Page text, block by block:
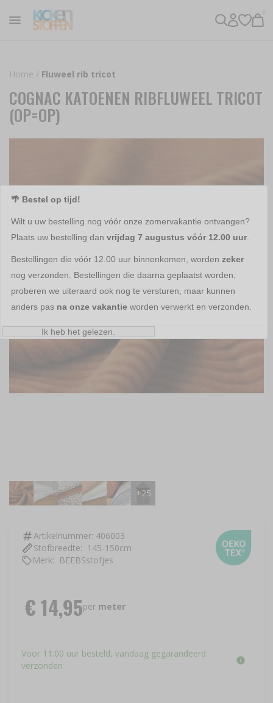
Home / Fluweel rib tricot
COGNAC KATOENEN RIBFLUWEEL TRICOT
(OP=OP)
Artikelnummer: 406003
Stofbreedte: 145-150cm
Merk: BEEBSstofjes
€14,95per meter
Voor 11:00 uur besteld, vandaag gegarandeerd
verzonden
Nederland vanaf €
België vanaf € 200,00
Frankrijk, Denemarken,
🌴 Bestel op tijd!
Wilt u uw bestelling nog vóór onze zomervakantie ontvangen?
Plaats uw bestelling dan vrijdag 7 augustus vóór 12.00 uur.
Bestellingen die vóór 12.00 uur binnenkomen, worden zeker
nog verzonden. Bestellingen die daarna geplaatst worden,
proberen we uiteraard ook nog te versturen, maar kunnen
anders pas na onze vakantieworden verwerkt en verzonden.
Ik heb het gelezen.